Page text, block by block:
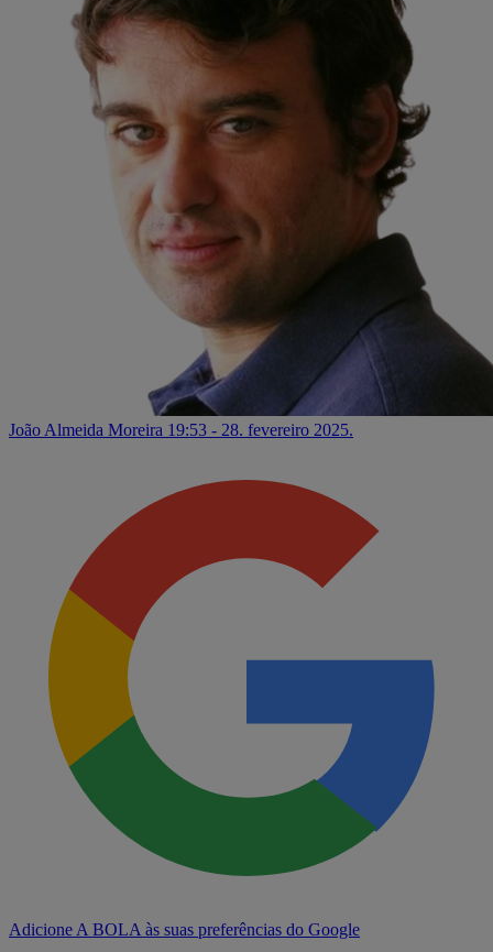
João Almeida Moreira 19:53 - 28. fevereiro 2025.
Adicione A BOLA às suas preferências do Google